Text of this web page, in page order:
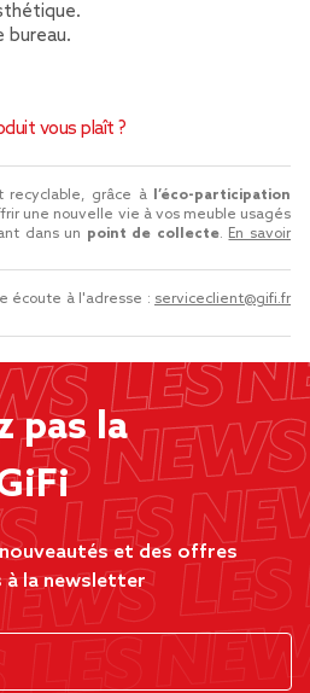
bureau.
vous plaît ?
recyclable, grâce à
l’éco-participation
une nouvelle vie à vos meuble usagés
dans un point de collecte. En savoir
écoute à l'adresse : serviceclient@gifi.fr
pas la
et des offres
à la newsletter